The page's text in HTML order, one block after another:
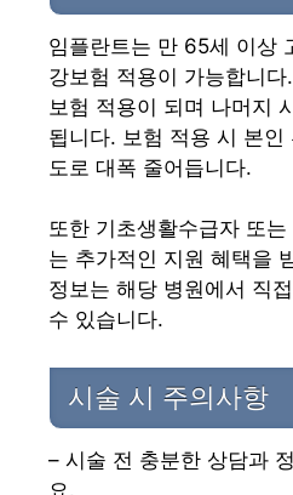
임플란트는 만 65세 이상
강보험 적용이 가능합니
보험 적용이 되며 나머지
됩니다. 보험 적용 시 본
도로 대폭 줄어듭니다.
또한 기초생활수급자 또
는 추가적인 지원 혜택을
정보는 해당 병원에서 직
수 있습니다.
시술 시 주의사항
– 시술 전 충분한 상담과